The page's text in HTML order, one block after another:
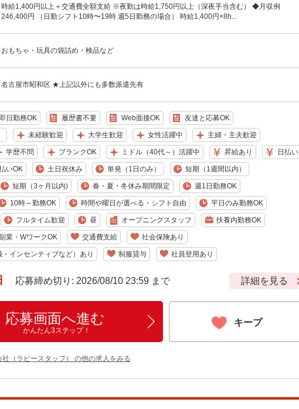
時給1,400円以上＋交通費全額支給 ※夜勤は時給1,750円以上（深夜手当含む） ◆月収例
246,400円 （日勤シフト10時〜19時 週5日勤務の場合） 時給1,400円×8h...
おもちゃ・玩具の袋詰め・検品など
名古屋市昭和区 ★上記以外にも多数派遣先有
即日勤務OK 履歴書不要 Web面接OK 友達と応募OK
未経験歓迎 大学生歓迎 女性活躍中 主婦・主夫歓迎
学歴不問 ブランクOK ミドル（40代～）活躍中 昇給あり 日払い
いOK 土日祝休み 単発（1日のみ） 短期（1週間以内）
短期（3ヶ月以内) 春・夏・冬休み期間限定 週1日勤務OK
10時～勤務OK 時間や曜日が選べる・シフト自由 平日のみ勤務OK
フルタイム歓迎 昼 オープニングスタッフ 扶養内勤務OK
業・WワークOK 交通費支給 社会保険あり
インセンティブなど）あり 制服貸与 社員登用あり
応募締め切り: 2026/08/10 23:59 まで 詳細を見る
応募画面へ進む
かんたん3ステップ！
キープ
（ラピースタッフ） の他の求人をみる